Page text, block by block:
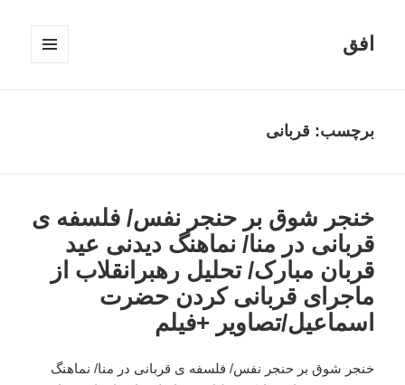
افق
برچسب: قربانی
خنجر شوق بر حنجر نفس/ فلسفه ی
قربانی در منا/ نماهنگ دیدنی عید
قربان مبارک/ تحلیل رهبرانقلاب از
ماجرای قربانی کردن حضرت
اسماعیل/تصاویر +فیلم
خنجر شوق بر حنجر نفس/ فلسفه ی قربانی در منا/ نماهنگ